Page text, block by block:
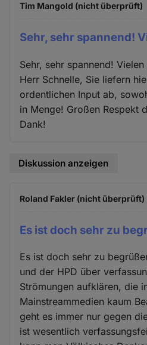
Tim Mangold (nicht überprüft)
Sehr, sehr spannend!
Sehr, sehr spannend!
Herr Schnelle, Sie liefern
ordentlichen Input ab,
in Menge! Großen Respekt
Dank!
Diskussion anzeigen
Roland Fakler (nicht überprüft)
Es ist doch sehr zu
Es ist doch sehr zu
und der HPD über
Strömungen aufklären, die
Mainstreammedien kaum
geht es immer nur gegen
ist wesentlich